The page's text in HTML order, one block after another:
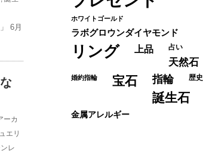
6月
ーカ
エリ
レ
ホワイトゴールド
ラボグロウンダイヤモンド
リング 上品 占い
天然石
婚約指輪 宝石 指輪 歴史
誕生石
金属アレルギー